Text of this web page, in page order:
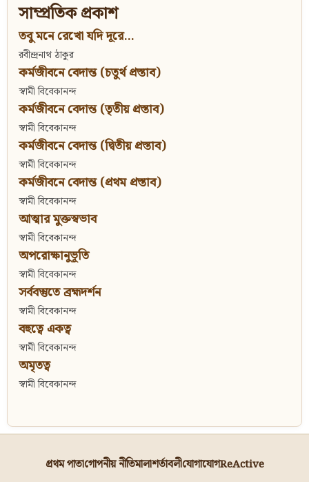
সাম্প্রতিক প্রকাশ
তবু মনে রেখো যদি দূরে...
রবীন্দ্রনাথ ঠাকুর
কর্মজীবনে বেদান্ত (চতুর্থ প্রস্তাব)
স্বামী বিবেকানন্দ
কর্মজীবনে বেদান্ত (তৃতীয় প্রস্তাব)
স্বামী বিবেকানন্দ
কর্মজীবনে বেদান্ত (দ্বিতীয় প্রস্তাব)
স্বামী বিবেকানন্দ
কর্মজীবনে বেদান্ত (প্রথম প্রস্তাব)
স্বামী বিবেকানন্দ
আত্মার মুক্তস্বভাব
স্বামী বিবেকানন্দ
অপরোক্ষানুভূতি
স্বামী বিবেকানন্দ
সর্ববস্তুতে ব্রহ্মদর্শন
স্বামী বিবেকানন্দ
বহুত্বে একত্ব
স্বামী বিবেকানন্দ
অমৃতত্ব
স্বামী বিবেকানন্দ
প্রথম পাতাগোপনীয় নীতিমালাশর্তাবলীযোগাযোগReActive